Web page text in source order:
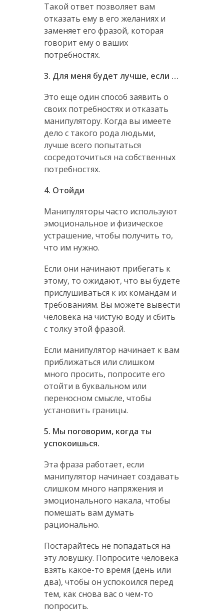
Такой ответ позволяет вам
отказать ему в его желаниях и
заменяет его фразой, которая
говорит ему о ваших
потребностях.
3. Для меня будет лучше, если …
Это еще один способ заявить о
своих потребностях и отказать
манипулятору. Когда вы имеете
дело с такого рода людьми,
лучше всего попытаться
сосредоточиться на собственных
потребностях.
4. Отойди
Манипуляторы часто используют
эмоциональное и физическое
устрашение, чтобы получить то,
что им нужно.
Если они начинают прибегать к
этому, то ожидают, что вы будете
прислушиваться к их командам и
требованиям. Вы можете вывести
человека на чистую воду и сбить
с толку этой фразой.
Если манипулятор начинает к вам
приближаться или слишком
много просить, попросите его
отойти в буквальном или
переносном смысле, чтобы
установить границы.
5. Мы поговорим, когда ты
успокоишься.
Эта фраза работает, если
манипулятор начинает создавать
слишком много напряжения и
эмоционального накала, чтобы
помешать вам думать
рационально.
Постарайтесь не попадаться на
эту ловушку. Попросите человека
взять какое-то время (день или
два), чтобы он успокоился перед
тем, как снова вас о чем-то
попросить.